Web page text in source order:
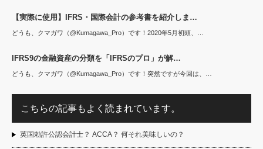
【実際に使用】IFRS・国際会計の参考書を紹介しま…
どうも、クマガワ（@Kumagawa_Pro）です！2020年5月初頭、…
IFRS9の金融資産の分類を「IFRSのプロ」が解…
どうも、クマガワ（@Kumagawa_Pro）です！突然ですが今回は、…
こちらの記事もよく読まれています。
英国勅許公認会計士？ ACCA？ 何それ美味しいの？